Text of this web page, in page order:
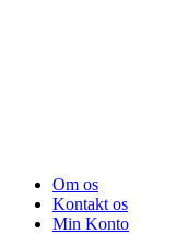
Om os
Kontakt os
Min Konto